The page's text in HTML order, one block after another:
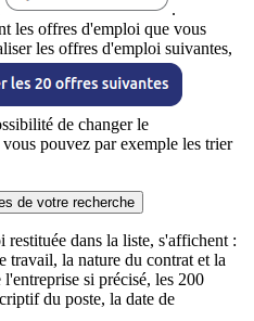
.
les offres d'emploi que vous
les offres d'emploi suivantes,
de changer le
pouvez par exemple les trier
de votre recherche
dans la liste, s'affichent :
travail, la nature du contrat et la
si précisé, les 200
du poste, la date de